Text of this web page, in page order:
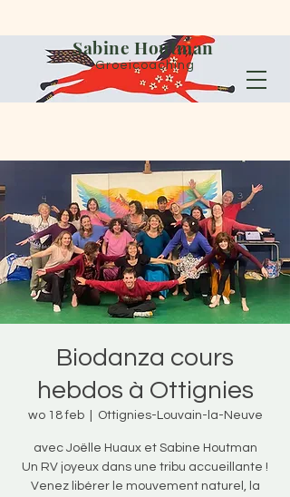
Sabine Houtman
Groeicoaching
Biodanza cours
hebdos à Ottignies
wo 18 feb
  |
Ottignies-Louvain-la-Neuve
avec Joëlle Huaux et Sabine Houtman
Un RV joyeux dans une tribu accueillante !
Venez libérer le mouvement naturel, la